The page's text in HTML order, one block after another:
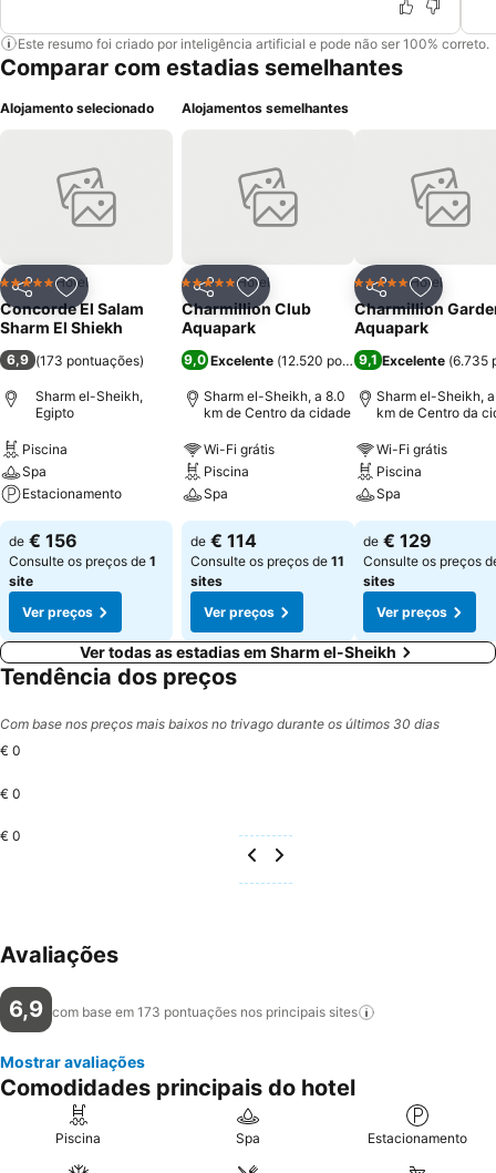
Este resumo foi criado por inteligência artificial e pode não ser 100% correto.
Comparar com estadias semelhantes
Alojamento selecionado
PartilharAdicionar aos favoritos
5 EstrelasHotel
Concorde El Salam
Sharm El Shiekh
6,9 (173 pontuações)
Sharm el-Sheikh,
Egipto
Piscina
Spa
Estacionamento
de € 156
Consulte os preços de 1
site
Ver preços
Alojamentos semelhantes
PartilharAdicionar aos favoritos
5 EstrelasHotel
Charmillion Club
Aquapark
9,0 Excelente (12.520 pontuações)
Sharm el-Sheikh, a 8.0
km de Centro da cidade
Wi-Fi grátis
Piscina
Spa
de € 114
Consulte os preços de 11
sites
Ver preços
Partilhar
5 EstrelasHotel
Charmillion
Aquapark
9,1 Excelente (6.735
Sharm el-Sheikh, a
km de Centro da
Wi-Fi grátis
Piscina
Spa
de € 129
Consulte os preços
sites
Ver preços
Ver todas as estadias em Sharm el-Sheikh
Tendência dos preços
Com base nos preços mais baixos no trivago durante os últimos 30 dias
€ 0
€ 0
€ 0
Avaliações
6,9 com base em 173 pontuações nos principais sites
Mostrar avaliações
Comodidades principais do hotel
Piscina Spa Estacionamento